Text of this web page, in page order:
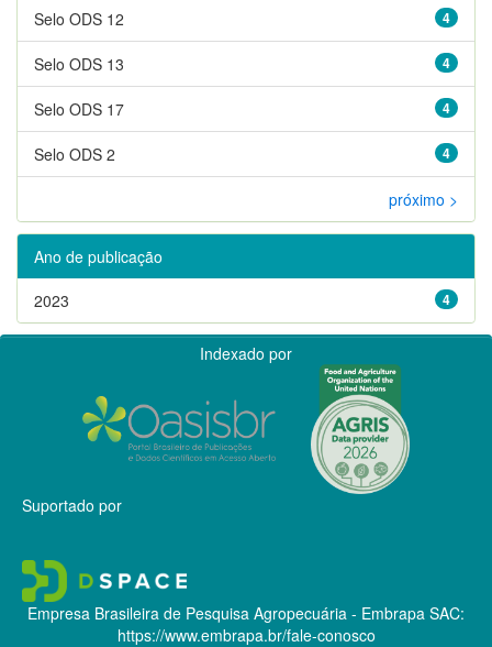
4
Selo ODS 12
4
Selo ODS 13
4
Selo ODS 17
4
Selo ODS 2
próximo >
Ano de publicação
4
2023
Indexado por
Suportado por
Empresa Brasileira de Pesquisa Agropecuária - Embrapa SAC:
https://www.embrapa.br/fale-conosco